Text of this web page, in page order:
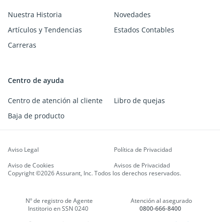
Nuestra Historia
Novedades
Artículos y Tendencias
Estados Contables
Carreras
Centro de ayuda
Centro de atención al cliente
Libro de quejas
Baja de producto
Copyright ©2026 Assurant, Inc. Todos los derechos reservados.
Aviso Legal
Política de Privacidad
Aviso de Cookies
Avisos de Privacidad
Nº de registro de Agente
Institorio en SSN 0240
Atención al asegurado
0800-666-8400